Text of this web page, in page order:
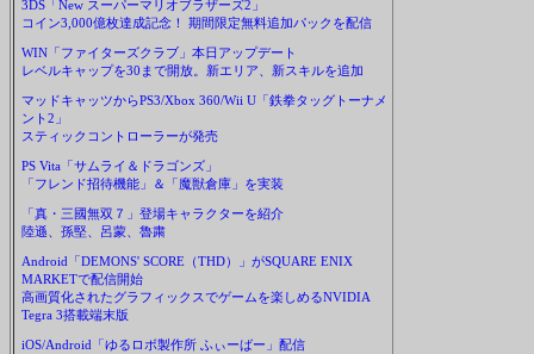
3DS「New スーパーマリオブラザーズ2」
コイン3,000億枚達成記念！ 期間限定無料追加パックを配信
WIN「ファイターズクラブ」本日アップデート
レベルキャップを30まで開放。新エリア、新スキルを追加
マッドキャッツからPS3/Xbox 360/Wii U「鉄拳タッグトーナメ
ント2」
スティックコントローラーが発売
PS Vita「サムライ＆ドラゴンズ」
「フレンド招待機能」＆「魔獣倉庫」を実装
「真・三國無双７」登場キャラクターを紹介
陸遜、孫堅、呂蒙、魯粛
Android「DEMONS' SCORE（THD）」がSQUARE ENIX
MARKETで配信開始
高画質化されたグラフィックスでゲームを楽しめるNVIDIA
Tegra 3搭載端末版
iOS/Android「ゆるロボ製作所 ふぃーばー」配信